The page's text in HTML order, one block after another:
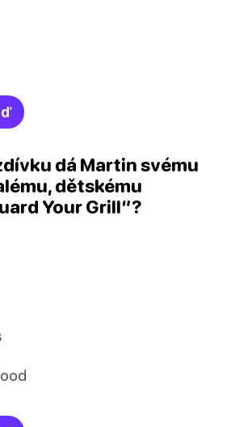
dá Martin svému
dětskému
Your Grill”?